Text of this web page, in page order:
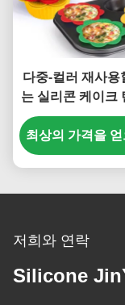
다중-컬러 재사용
는 실리콘 케이크
트레이를 위한 오
실리콘 라이
최상의 가격을 얻
저희와 연락
Silicone